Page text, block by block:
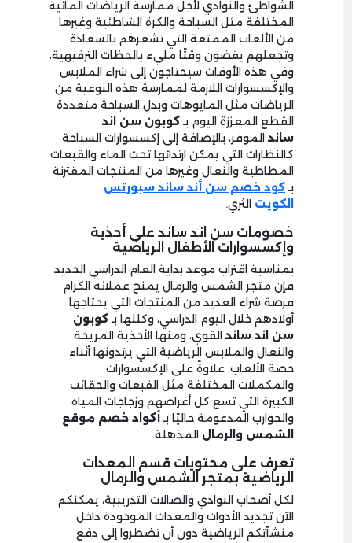
الشواطئ والنوادي لأجل ممارسة الرياضات المائية
المختلفة مثل السباحة والكرة الشاطئية وغيرها
من الألعاب الممتعة التي تشعرهم بالسعادة
وتجعلهم يقضون وقتًا مليء بالحظات الترفيهية،
وفي هذه الأوقات سيحتاجون إلى شراء الملابس
والإكسسوارات اللازمة لممارسة هذه النوعية من
الرياضات مثل المايوهات وبدل السباحة متعددة
القطع المعززة اليوم بـكوبون سن اند
ساند الموفر، بالإضافة إلى إكسسوارات السباحة
كالنظارات التي يمكن ارتدائها تحت الماء والقبعات
المطاطية والنعال وغيرها من المنتجات المقترنة
بـكود خصم سن أند ساند سبورتس
الكويت الثري.
خصومات سن اند ساند على أحذية
وإكسسوارات الأطفال الرياضية
بمناسبة اقتراب موعد بداية العام الدراسي الجديد
فإن متجر الشمس والرمال يمنح عملائه الكرام
فرصة شراء العديد من المنتجات التي يحتاجها
أولادهم خلال اليوم الدراسي، وكللها بـكوبون
سن اند ساند القوي، ومنها الأحذية المريحة
والنعال والملابس الرياضية التي يرتدونها أثناء
حصة الألعاب، علاوةً على الإكسسوارات
والمكملات المختلفة مثل القبعات والحقائب
الكبيرة التي تسع كل أغراضهم وزجاجات المياه
والجوارب المدعومة حاليًا بـأكواد خصم موقع
الشمس والرمال المذهلة.
تعرف على محتويات قسم المعدات
الرياضية بمتجر الشمس والرمال
لكل أصحاب النوادي والصالات التدريبية، يمكنكم
الآن تجديد الأدوات والمعدات الموجودة داخل
منشآتكم الرياضية دون أن تضطروا إلى دفع